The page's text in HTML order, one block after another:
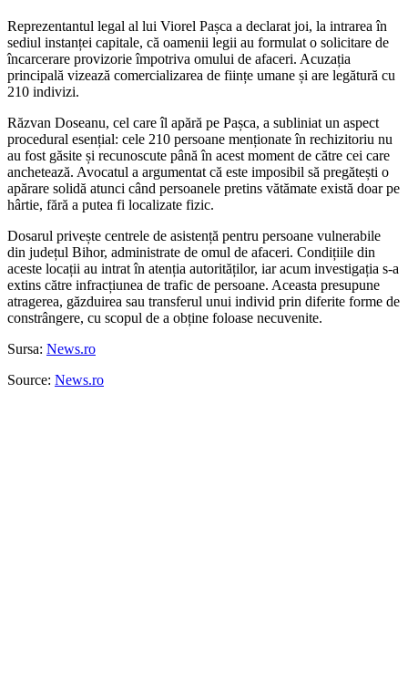
Reprezentantul legal al lui Viorel Pașca a declarat joi, la intrarea în
sediul instanței capitale, că oamenii legii au formulat o solicitare de
încarcerare provizorie împotriva omului de afaceri. Acuzația
principală vizează comercializarea de ființe umane și are legătură cu
210 indivizi.
Răzvan Doseanu, cel care îl apără pe Pașca, a subliniat un aspect
procedural esențial: cele 210 persoane menționate în rechizitoriu nu
au fost găsite și recunoscute până în acest moment de către cei care
anchetează. Avocatul a argumentat că este imposibil să pregătești o
apărare solidă atunci când persoanele pretins vătămate există doar pe
hârtie, fără a putea fi localizate fizic.
Dosarul privește centrele de asistență pentru persoane vulnerabile
din județul Bihor, administrate de omul de afaceri. Condițiile din
aceste locații au intrat în atenția autorităților, iar acum investigația s-a
extins către infracțiunea de trafic de persoane. Aceasta presupune
atragerea, găzduirea sau transferul unui individ prin diferite forme de
constrângere, cu scopul de a obține foloase necuvenite.
Sursa: News.ro
Source: News.ro